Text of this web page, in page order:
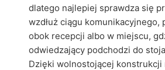
dlatego najlepiej sprawdza się
wzdłuż ciągu komunikacyjnego,
obok recepcji albo w miejscu,
odwiedzający podchodzi do
Dzięki wolnostojącej konstrukcji